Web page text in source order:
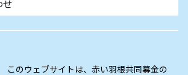
せ
このウェブサイトは、赤い羽根共同募金の